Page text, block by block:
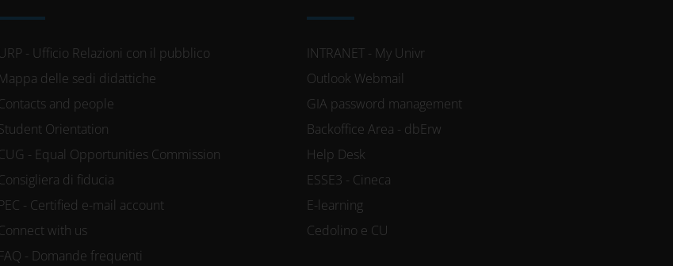
URP - Ufficio Relazioni con il pubblico
Mappa delle sedi didattiche
and people
Orientation
- Equal Opportunities Commission
di fiducia
PEC - Certified e-mail account
with us
FAQ - Domande frequenti
INTRANET - My Univr
Outlook Webmail
GIA password management
Backoffice Area - dbErw
Help Desk
ESSE3 - Cineca
E-learning
Cedolino e CU